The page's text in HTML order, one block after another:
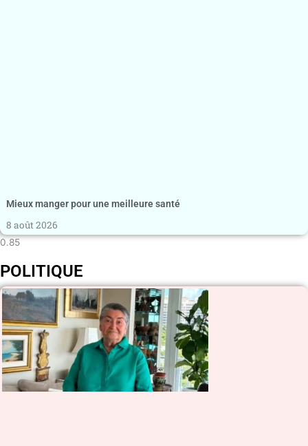
Mieux manger pour une meilleure santé
8 août 2026
POLITIQUE